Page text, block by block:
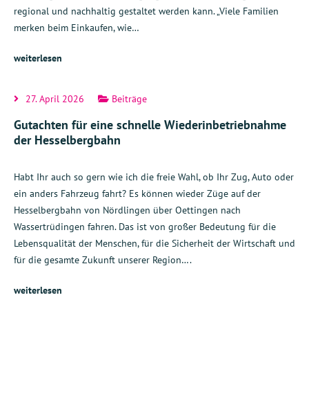
regional und nachhaltig gestaltet werden kann. „Viele Familien
merken beim Einkaufen, wie…
weiterlesen
27. April 2026 Beiträge
Gutachten für eine schnelle Wiederinbetriebnahme
der Hesselbergbahn
Habt Ihr auch so gern wie ich die freie Wahl, ob Ihr Zug, Auto oder
ein anders Fahrzeug fahrt? Es können wieder Züge auf der
Hesselbergbahn von Nördlingen über Oettingen nach
Wassertrüdingen fahren. Das ist von großer Bedeutung für die
Lebensqualität der Menschen, für die Sicherheit der Wirtschaft und
für die gesamte Zukunft unserer Region….
weiterlesen